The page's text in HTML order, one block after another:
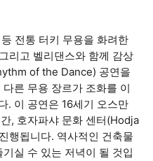
전통 터키 무용을 화려한
리고 벨리댄스와 함께 감상
of the Dance) 공연을
른 무용 장르가 조화를 이
. 이 공연은 16세기 오스만
, 호자파샤 문화 센터(Hodja
행됩니다. 역사적인 건축물
실 수 있는 저녁이 될 것입